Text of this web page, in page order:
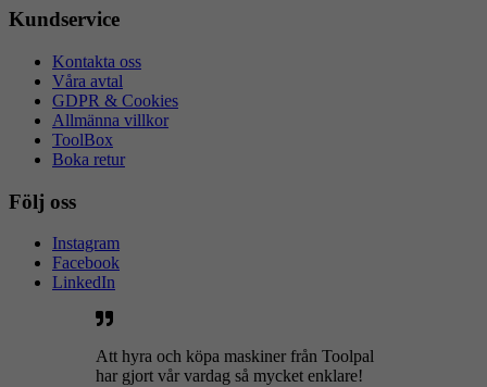
Kundservice
Kontakta oss
Våra avtal
GDPR & Cookies
Allmänna villkor
ToolBox
Boka retur
Följ oss
Instagram
Facebook
LinkedIn
Att hyra och köpa maskiner från Toolpal
har gjort vår vardag så mycket enklare!